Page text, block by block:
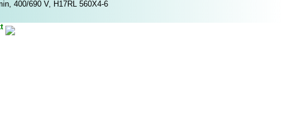
400/690 V, H17RL 560X4-6